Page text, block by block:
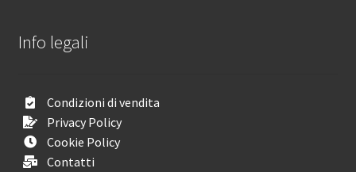
Info legali
Condizioni di vendita
Privacy Policy
Cookie Policy
Contatti